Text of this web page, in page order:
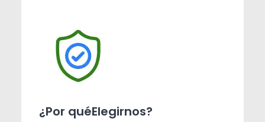
¿Por quéElegirnos?